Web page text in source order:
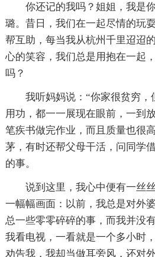
你还记的我吗？姐姐，我
璐。昔日，我们在一起尽情的玩
帮互助，每当我从杭州千里迢迢
心的笑容，我们总是用抱在一起
吗？
我听妈妈说：“你家很贫穷，
用功，都一一展现在眼前，一到
笔疾书做完作业，而且质量也很
茅，有时还帮父母干活，问同学
的事。
说到这里，我心中便有一丝
一幅幅画面：以前，我总是对外
总一些零零碎碎的事，而我并没
我看电视，一看就是一个多小时
劝告我，我却当做耳旁风，还对